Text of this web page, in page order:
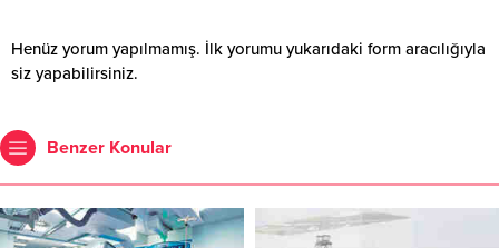
Henüz yorum yapılmamış. İlk yorumu yukarıdaki form aracılığıyla
siz yapabilirsiniz.
Benzer Konular